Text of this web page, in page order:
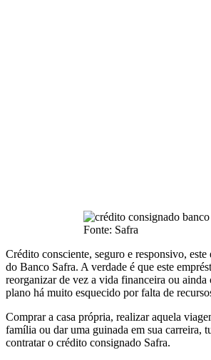
Fonte: Safra
Crédito consciente, seguro e responsivo,
do Banco Safra. A verdade é que este
reorganizar de vez a vida financeira ou
plano há muito esquecido por falta de
Comprar a casa própria, realizar aquela
família ou dar uma guinada em sua carreira,
contratar o crédito consignado Safra.